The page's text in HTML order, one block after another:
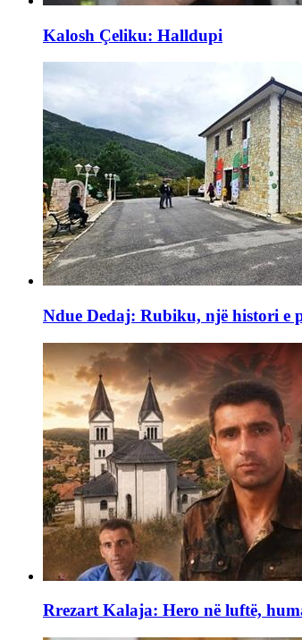
Kalosh Çeliku: Halldupi
Ndue Dedaj: Rubiku, një histori e
Rrezart Kalaja: Hero në luftë,